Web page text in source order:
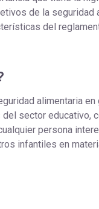
de la seguridad
del
alimentaria
sector educativo,
persona
infantiles en